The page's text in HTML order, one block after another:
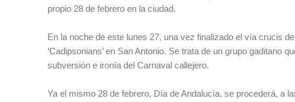
propio 28 de febrero en la ciudad.
En la noche de este lunes 27, una vez finalizado el vía crucis
‘Cadipsonians’ en San Antonio. Se trata de un grupo
subversión e ironía del Carnaval callejero.
Ya el mismo 28 de febrero, Día de Andalucía, se procederá, a